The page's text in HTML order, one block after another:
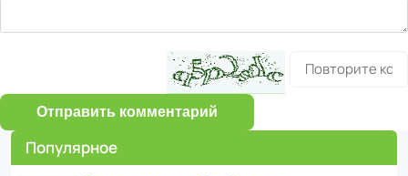
Отправить комментарий
Популярное